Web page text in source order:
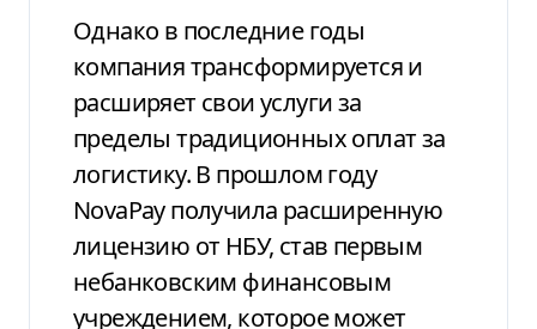
Однако в последние годы
компания трансформируется и
расширяет свои услуги за
пределы традиционных оплат за
логистику. В прошлом году
NovaPay получила расширенную
лицензию от НБУ, став первым
небанковским финансовым
учреждением, которое может